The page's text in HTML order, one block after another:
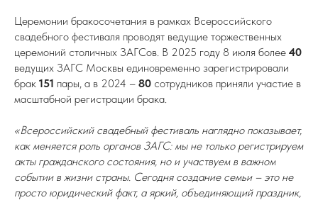
Церемонии бракосочетания в рамках Всероссийского
свадебного фестиваля проводят ведущие торжественных
церемоний столичных ЗАГСов. В 2025 году 8 июля более 40
ведущих ЗАГС Москвы единовременно зарегистрировали
брак 151 пары, а в 2024 – 80 сотрудников приняли участие в
масштабной регистрации брака.
«Всероссийский свадебный фестиваль наглядно показывает,
как меняется роль органов ЗАГС: мы не только регистрируем
акты гражданского состояния, но и участвуем в важном
событии в жизни страны. Сегодня создание семьи – это не
просто юридический факт, а яркий, объединяющий праздник,